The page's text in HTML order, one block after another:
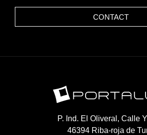
CONTACT
P. Ind. El Oliveral, Calle
46394 Riba-roja de